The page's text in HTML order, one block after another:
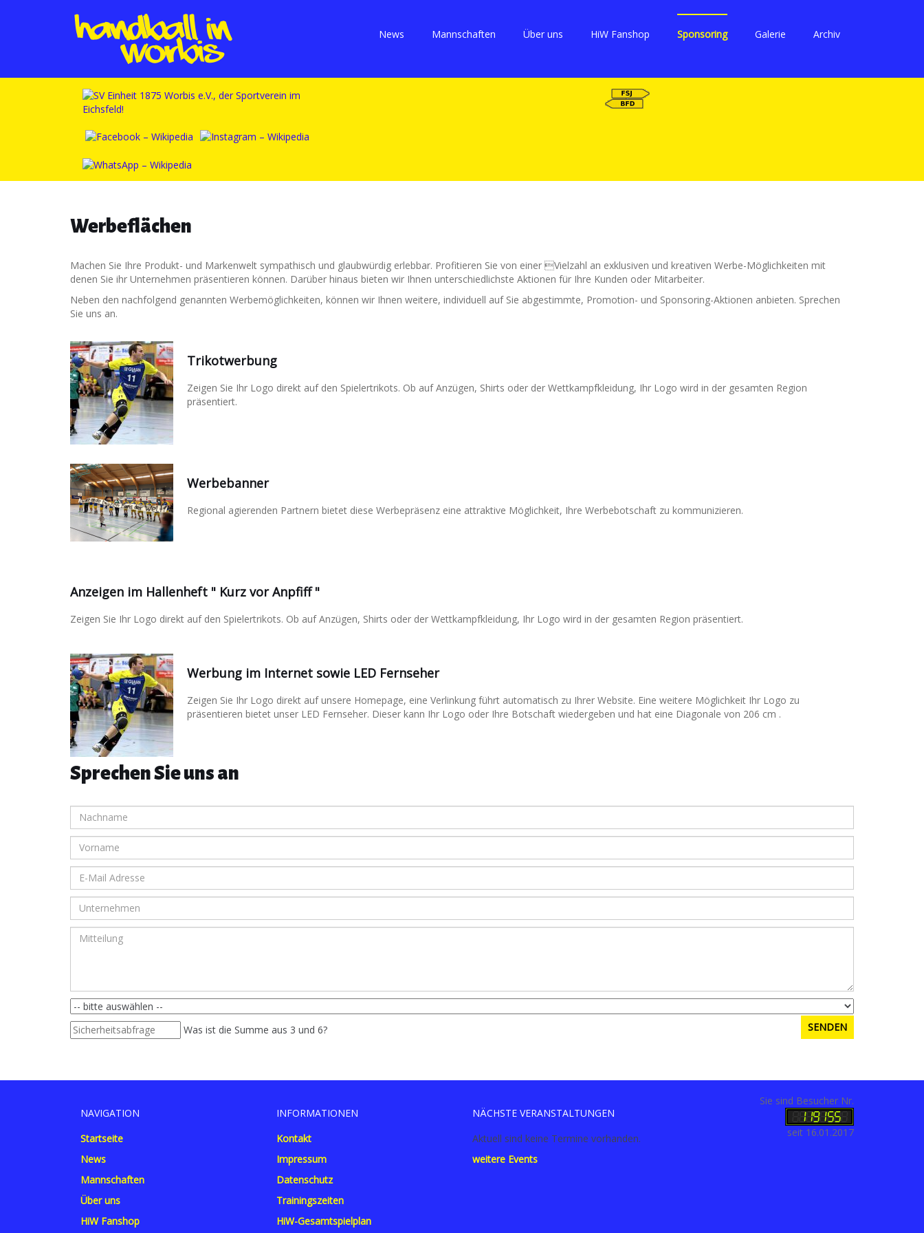
News Mannschaften Über uns HiW Fanshop Sponsoring Galerie Archiv
Werbeflächen
Machen Sie Ihre Produkt- und Markenwelt sympathisch und glaubwürdig erlebbar. Profitieren Sie von einer Vielzahl an exklusiven und kreativen Werbe-Möglichkeiten mit
denen Sie ihr Unternehmen präsentieren können. Darüber hinaus bieten wir Ihnen unterschiedlichste Aktionen für Ihre Kunden oder Mitarbeiter.
Neben den nachfolgend genannten Werbemöglichkeiten, können wir Ihnen weitere, individuell auf Sie abgestimmte, Promotion- und Sponsoring-Aktionen anbieten. Sprechen
Sie uns an.
Trikotwerbung
Zeigen Sie Ihr Logo direkt auf den Spielertrikots. Ob auf Anzügen, Shirts oder der Wettkampfkleidung, Ihr Logo wird in der gesamten Region
präsentiert.
Werbebanner
Regional agierenden Partnern bietet diese Werbepräsenz eine attraktive Möglichkeit, Ihre Werbebotschaft zu kommunizieren.
Anzeigen im Hallenheft " Kurz vor Anpfiff "
Zeigen Sie Ihr Logo direkt auf den Spielertrikots. Ob auf Anzügen, Shirts oder der Wettkampfkleidung, Ihr Logo wird in der gesamten Region präsentiert.
Werbung im Internet sowie LED Fernseher
Zeigen Sie Ihr Logo direkt auf unsere Homepage, eine Verlinkung führt automatisch zu Ihrer Website. Eine weitere Möglichkeit Ihr Logo zu
präsentieren bietet unser LED Fernseher. Dieser kann Ihr Logo oder Ihre Botschaft wiedergeben und hat eine Diagonale von 206 cm .
Sprechen Sie uns an
Was ist die Summe aus 3 und 6?
NAVIGATION
Startseite
News
Mannschaften
Über uns
HiW Fanshop
INFORMATIONEN
Kontakt
Impressum
Datenschutz
Trainingszeiten
HiW-Gesamtspielplan
NÄCHSTE VERANSTALTUNGEN
Aktuell sind keine Termine vorhanden.
weitere Events
Sie sind Besucher Nr.
seit 16.01.2017